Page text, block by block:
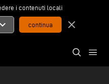
i contenuti locali
expand_more close